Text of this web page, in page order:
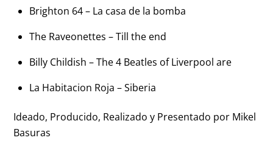
Brighton 64 – La casa de la bomba
The Raveonettes – Till the end
Billy Childish – The 4 Beatles of Liverpool are
La Habitacion Roja – Siberia
Ideado, Producido, Realizado y Presentado por Mikel
Basuras